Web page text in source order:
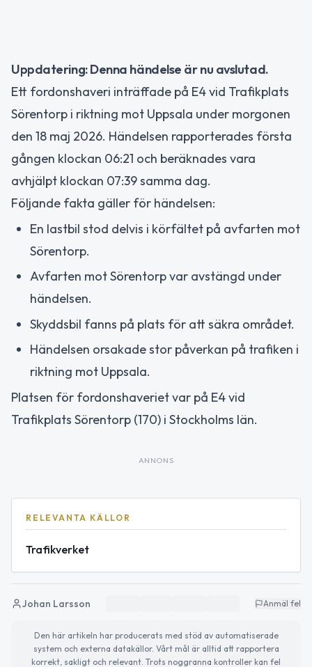
Uppdatering: Denna händelse är nu avslutad.
Ett fordonshaveri inträffade på E4 vid Trafikplats
Sörentorp i riktning mot Uppsala under morgonen
den 18 maj 2026. Händelsen rapporterades första
gången klockan 06:21 och beräknades vara
avhjälpt klockan 07:39 samma dag.
Följande fakta gäller för händelsen:
En lastbil stod delvis i körfältet på avfarten mot
Sörentorp.
Avfarten mot Sörentorp var avstängd under
händelsen.
Skyddsbil fanns på plats för att säkra området.
Händelsen orsakade stor påverkan på trafiken i
riktning mot Uppsala.
Platsen för fordonshaveriet var på E4 vid
Trafikplats Sörentorp (170) i Stockholms län.
ANNONS
RELEVANTA KÄLLOR
Trafikverket
Johan Larsson Anmäl fel
Den här artikeln har producerats med stöd av automatiserade
system och externa datakällor. Vårt mål är alltid att rapportera
korrekt, sakligt och relevant. Trots noggranna kontroller kan fel